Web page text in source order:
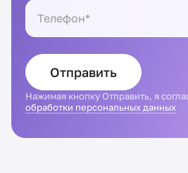
Отправить
Нажимая кнопку Отправить, я
обработки персональных данных